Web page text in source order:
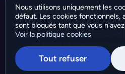
TOP CAPTEURS HAUTE
CAPTEUR PRESS
CAPTEUR PRESS
CAPTEUR PRESS
Nous utilisons uniquement les
défaut. Les cookies fonctionnels,
sont bloqués tant que vous
Voir la politique cookies
Tout refuser